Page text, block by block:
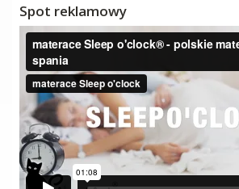
Spot reklamowy